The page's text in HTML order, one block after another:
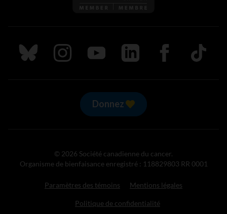
Suivez nous sur Bluesky
Suivez nous sur Instagram
Suivez nous sur Youtube
Suivez nous sur LinkedIn
Suivez nous sur
TikTok
Donnez
© 2026 Société canadienne du cancer.
Organisme de bienfaisance enregistré : 118829803 RR 0001
Paramètres des témoins Mentions légales
Politique de confidentialité